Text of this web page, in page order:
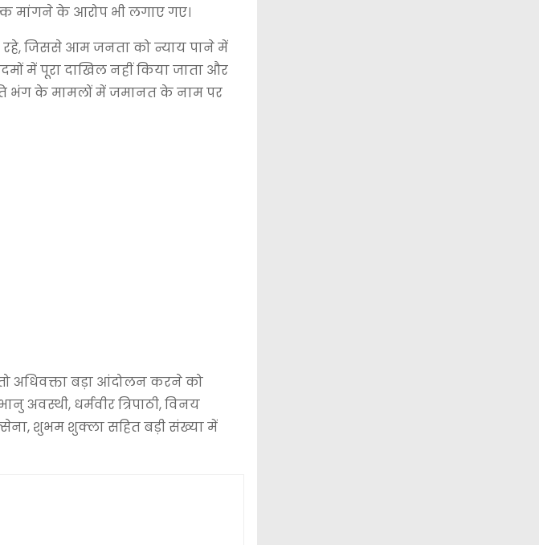
मांगने के आरोप भी लगाए गए।
रहे, जिससे आम जनता को न्याय पाने में
में पूरा दाखिल नहीं किया जाता और
भंग के मामलों में जमानत के नाम पर
तो अधिवक्ता बड़ा आंदोलन करने को
अवस्थी, धर्मवीर त्रिपाठी, विनय
शुभम शुक्ला सहित बड़ी संख्या में